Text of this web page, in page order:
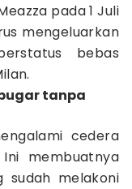
pada 1 Juli
mengeluarkan
bebas
tanpa
cedera
membuatnya
sudah melakoni